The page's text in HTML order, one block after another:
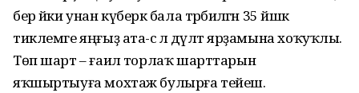
бер йәки унан күберәк бала тәрбиәләгән 35 йәшкә
тиклемге яңғыҙ ата-әсә лә дәүләт ярҙамына хоҡуҡлы.
Төп шарт – ғаилә торлаҡ шарттарын
яҡшыртыуға мохтаж булырға тейеш.